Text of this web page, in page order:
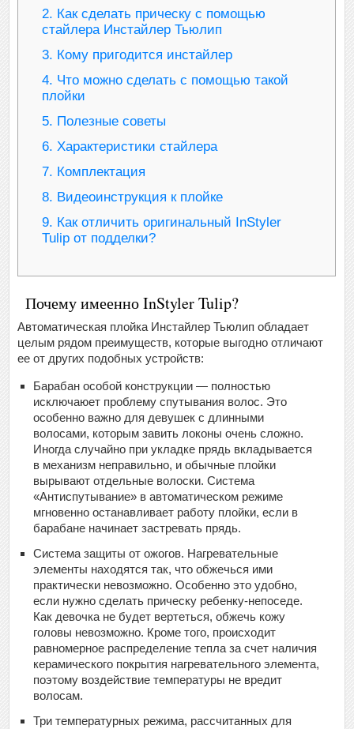
2. Как сделать прическу с помощью
стайлера Инстайлер Тьюлип
3. Кому пригодится инстайлер
4. Что можно сделать с помощью такой
плойки
5. Полезные советы
6. Характеристики стайлера
7. Комплектация
8. Видеоинструкция к плойке
9. Как отличить оригинальный InStyler
Tulip от подделки?
Почему имеенно InStyler Tulip?
Автоматическая плойка Инстайлер Тьюлип обладает
целым рядом преимуществ, которые выгодно отличают
ее от других подобных устройств:
Барабан особой конструкции — полностью
исключаюет проблему спутывания волос. Это
особенно важно для девушек с длинными
волосами, которым завить локоны очень сложно.
Иногда случайно при укладке прядь вкладывается
в механизм неправильно, и обычные плойки
вырывают отдельные волоски. Система
«Антиспутывание» в автоматическом режиме
мгновенно останавливает работу плойки, если в
барабане начинает застревать прядь.
Система защиты от ожогов. Нагревательные
элементы находятся так, что обжечься ими
практически невозможно. Особенно это удобно,
если нужно сделать прическу ребенку-непоседе.
Как девочка не будет вертеться, обжечь кожу
головы невозможно. Кроме того, происходит
равномерное распределение тепла за счет наличия
керамического покрытия нагревательного элемента,
поэтому воздействие температуры не вредит
волосам.
Три температурных режима, рассчитанных для